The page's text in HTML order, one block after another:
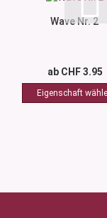
Wave Nr. 2
ab CHF 3.95